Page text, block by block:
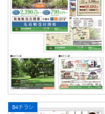
B4チラシ